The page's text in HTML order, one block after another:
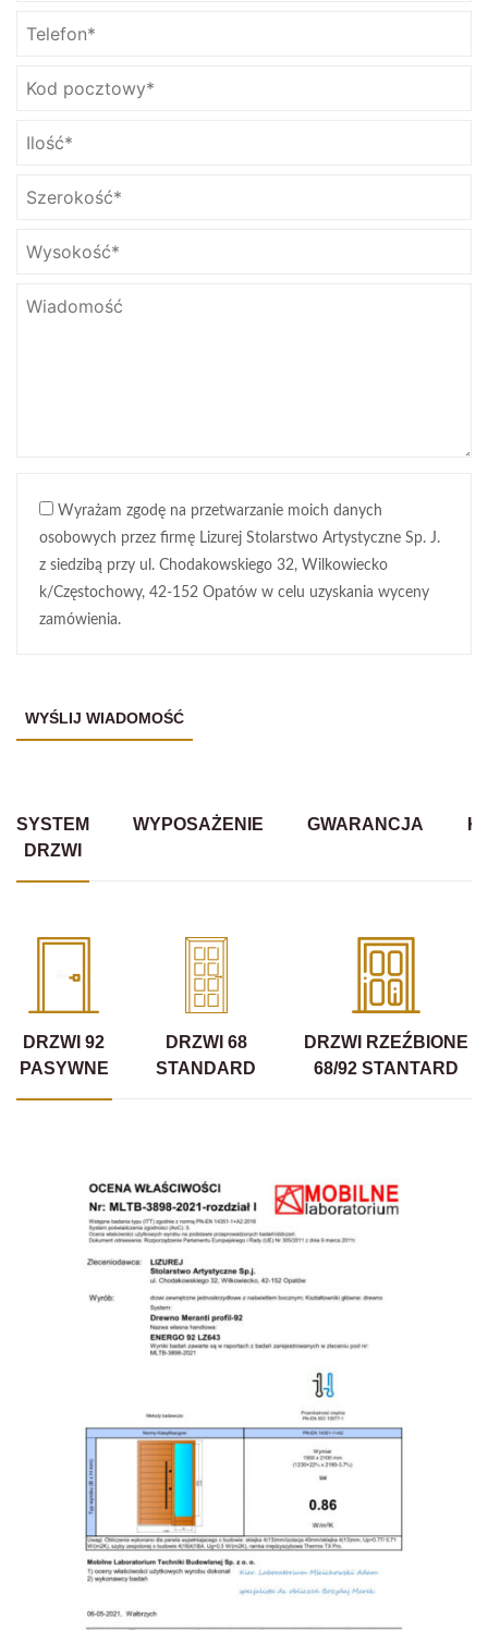
Wyrażam zgodę na przetwarzanie moich danych
osobowych przez firmę Lizurej Stolarstwo Artystyczne Sp. J.
z siedzibą przy ul. Chodakowskiego 32, Wilkowiecko
k/Częstochowy, 42-152 Opatów w celu uzyskania wyceny
zamówienia.
SYSTEM
DRZWI
WYPOSAŻENIE GWARANCJA
DRZWI 92
PASYWNE
DRZWI 68
STANDARD
DRZWI RZEŹBIONE
68/92 STANTARD